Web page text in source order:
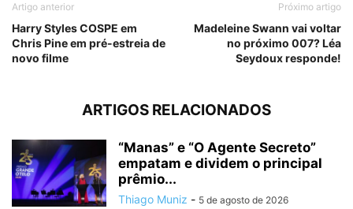
Artigo anterior
Harry Styles COSPE em
Chris Pine em pré-estreia de
novo filme
Próximo artigo
Madeleine Swann vai voltar
no próximo 007? Léa
Seydoux responde!
ARTIGOS RELACIONADOS
“Manas” e “O Agente Secreto”
empatam e dividem o principal
prêmio...
Thiago Muniz - 5 de agosto de 2026